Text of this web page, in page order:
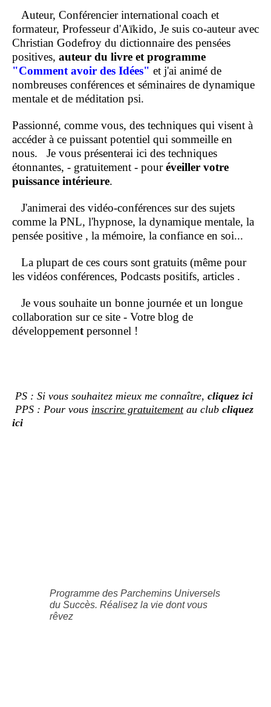
Auteur, Conférencier international coach et
formateur, Professeur d'Aïkido, Je suis co-auteur avec
Christian Godefroy du dictionnaire des pensées
positives, auteur du livre et programme
"Comment avoir des Idées" et j'ai animé de
nombreuses conférences et séminaires de dynamique
mentale et de méditation psi.
Passionné, comme vous, des techniques qui visent à
accéder à ce puissant potentiel qui sommeille en
nous. Je vous présenterai ici des techniques
étonnantes, - gratuitement - pouréveiller votre
puissance intérieure.
J'animerai des vidéo-conférences sur des sujets
comme la PNL, l'hypnose, la dynamique mentale, la
pensée positive , la mémoire, la confiance en soi...
La plupart de ces cours sont gratuits (même pour
les vidéos conférences, Podcasts positifs, articles .
Je vous souhaite un bonne journée et un longue
collaboration sur ce site - Votre blog de
développement personnel !
PS : Si vous souhaitez mieux me connaître, cliquez ici
PPS : Pour vous inscrire gratuitementau club cliquez
ici
Programme des Parchemins Universels
du Succès. Réalisez la vie dont vous
rêvez